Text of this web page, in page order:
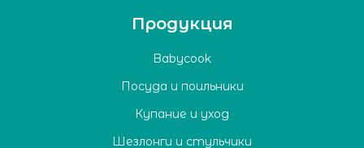
Продукция
Babycook
Посуда и поильники
Купание и уход
Шезлонги и стульчики